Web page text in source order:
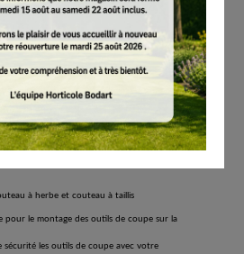
taillis, avec protection de
de 21%.
à herbe et couteau à taillis
pour le montage des outils de coupe sur la
sécurité les outils de coupe avec votre